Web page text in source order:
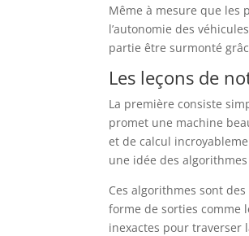
Même à mesure que les
l’autonomie des
partie être surmonté
Les leçons de
La première consiste
promet une machine
et de calcul
une idée des
Ces algorithmes sont
forme de sorties comme
inexactes pour traverser